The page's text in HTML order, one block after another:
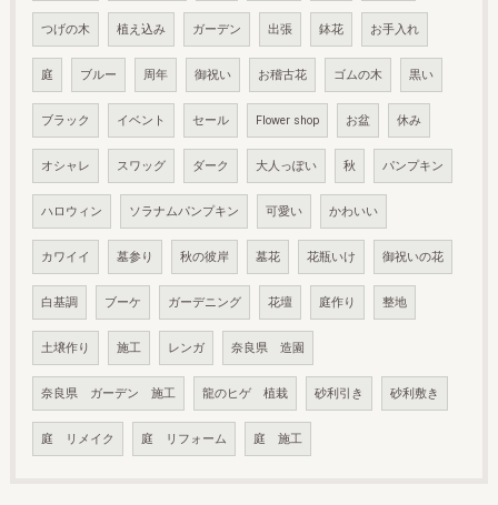
つげの木 植え込み ガーデン 出張 鉢花 お手入れ
庭 ブルー 周年 御祝い お稽古花 ゴムの木 黒い
ブラック イベント セール Flower shop お盆 休み
オシャレ スワッグ ダーク 大人っぽい 秋 パンプキン
ハロウィン ソラナムパンプキン 可愛い かわいい
カワイイ 墓参り 秋の彼岸 墓花 花瓶いけ 御祝いの花
白基調 ブーケ ガーデニング 花壇 庭作り 整地
土壌作り 施工 レンガ 奈良県 造園
奈良県 ガーデン 施工 龍のヒゲ 植栽 砂利引き 砂利敷き
庭 リメイク 庭 リフォーム 庭 施工